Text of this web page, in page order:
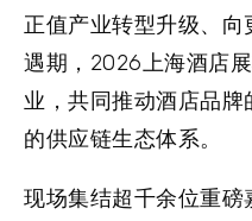
正值产业转型升级、
遇期，2026上海酒店
业，共同推动酒店品
的供应链生态体系。
现场集结超千余位重